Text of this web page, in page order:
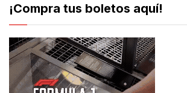
¡Compra tus boletos aquí!